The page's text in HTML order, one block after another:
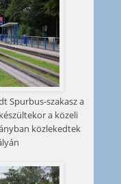
Spurbus-szakasz a
a közeli
közlekedtek